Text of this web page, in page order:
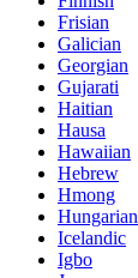
Frisian
Galician
Georgian
Gujarati
Haitian
Hausa
Hawaiian
Hebrew
Hmong
Hungarian
Icelandic
Igbo